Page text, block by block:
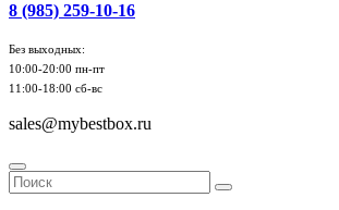
8 (985) 259-10-16
Без выходных:
10:00-20:00 пн-пт
11:00-18:00 сб-вс
sales@mybestbox.ru